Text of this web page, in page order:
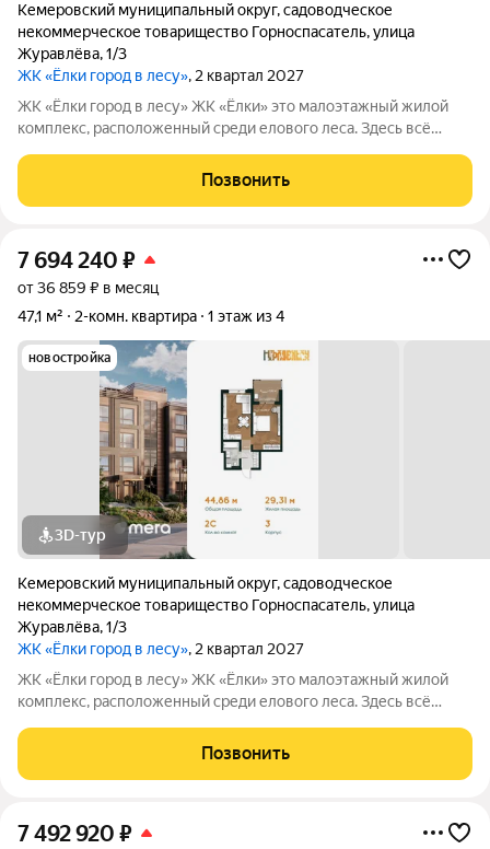
Кемеровский муниципальный округ,садоводческое
некоммерческое товарищество Горноспасатель,улица
Журавлёва,1/3
ЖК «Ёлки город в лесу», 2 квартал 2027
ЖК «Ёлки город в лесу» ЖК «Ёлки» это малоэтажный жилой
комплекс, расположенный среди елового леса. Здесь всё
лишних забот. Главное преимущество проекта готовые
квартиры для жизни с первого
Позвонить
7 694 240 ₽
от 36 859 ₽ в месяц
47,1 м²
2-комн. квартира 1 этаж из 4
новостройка
3D-тур
Кемеровский муниципальный округ,садоводческое
некоммерческое товарищество Горноспасатель,улица
Журавлёва,1/3
ЖК «Ёлки город в лесу», 2 квартал 2027
ЖК «Ёлки город в лесу» ЖК «Ёлки» это малоэтажный жилой
комплекс, расположенный среди елового леса. Здесь всё
лишних забот. Главное преимущество проекта готовые
квартиры для жизни с первого
Позвонить
7 492 920 ₽